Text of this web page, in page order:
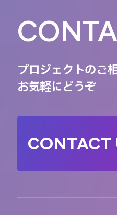
プロジェクトのご
お気軽にどうぞ
CONTACT